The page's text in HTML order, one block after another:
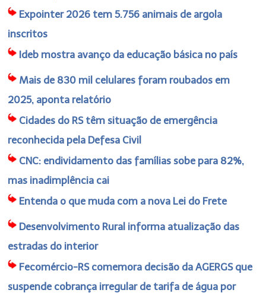
Expointer 2026 tem 5.756 animais de argola
inscritos
Ideb mostra avanço da educação básica no país
Mais de 830 mil celulares foram roubados em
2025, aponta relatório
Cidades do RS têm situação de emergência
reconhecida pela Defesa Civil
CNC: endividamento das famílias sobe para 82%,
mas inadimplência cai
Entenda o que muda com a nova Lei do Frete
Desenvolvimento Rural informa atualização das
estradas do interior
Fecomércio-RS comemora decisão da AGERGS que
suspende cobrança irregular de tarifa de água por